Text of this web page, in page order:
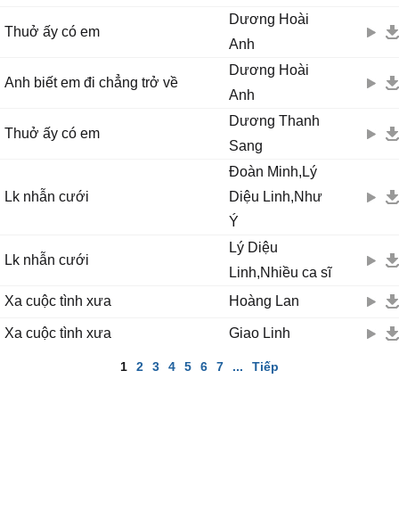
Thuở ấy có em
Dương Hoài
Anh
Anh biết em đi chẳng trở về
Dương Hoài
Anh
Thuở ấy có em
Dương Thanh
Sang
Lk nhẫn cưới
Đoàn Minh,Lý
Diệu Linh,Như
Ý
Lk nhẫn cưới
Lý Diệu
Linh,Nhiều ca sĩ
Xa cuộc tình xưa
Hoàng Lan
Xa cuộc tình xưa Giao Linh
1 2 3 4 5 6 7 ... Tiếp